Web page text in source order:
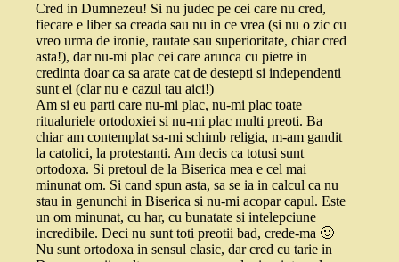
Cred in Dumnezeu! Si nu judec pe cei care nu cred,
fiecare e liber sa creada sau nu in ce vrea (si nu o zic cu
vreo urma de ironie, rautate sau superioritate, chiar cred
asta!), dar nu-mi plac cei care arunca cu pietre in
credinta doar ca sa arate cat de destepti si independenti
sunt ei (clar nu e cazul tau aici!)
Am si eu parti care nu-mi plac, nu-mi plac toate
ritualuriele ortodoxiei si nu-mi plac multi preoti. Ba
chiar am contemplat sa-mi schimb religia, m-am gandit
la catolici, la protestanti. Am decis ca totusi sunt
ortodoxa. Si pretoul de la Biserica mea e cel mai
minunat om. Si cand spun asta, sa se ia in calcul ca nu
stau in genunchi in Biserica si nu-mi acopar capul. Este
un om minunat, cu har, cu bunatate si intelepciune
incredibile. Deci nu sunt toti preotii bad, crede-ma 🙂
Nu sunt ortodoxa in sensul clasic, dar cred cu tarie in